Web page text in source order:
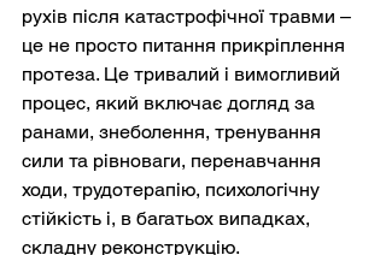
рухів після катастрофічної травми –
це не просто питання прикріплення
протеза. Це тривалий і вимогливий
процес, який включає догляд за
ранами, знеболення, тренування
сили та рівноваги, перенавчання
ходи, трудотерапію, психологічну
стійкість і, в багатьох випадках,
складну реконструкцію.